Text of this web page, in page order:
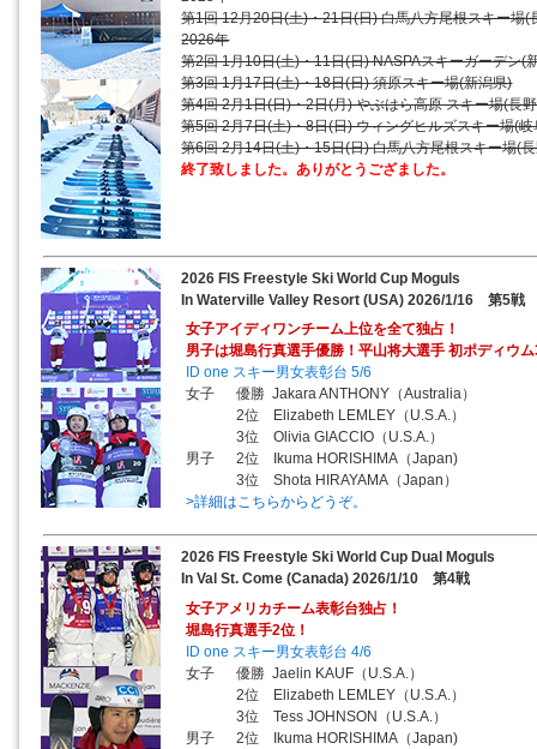
第1回 12月20日(土)・21日(日) 白馬八方尾根スキー場(
2026年
第2回 1月10日(土)・11日(日) NASPAスキーガーデン(
第3回 1月17日(土)・18日(日) 須原スキー場(新潟県)
第4回 2月1日(日)・2日(月) やぶはら高原 スキー場(長
第5回 2月7日(土)・8日(日) ウィングヒルズスキー場(岐
第6回 2月14日(土)・15日(日) 白馬八方尾根スキー場(
終了致しました。ありがとうござました。
2026 FIS Freestyle Ski World Cup Moguls
In Waterville Valley Resort (USA) 2026/1/16 第5戦
女子アイディワンチーム上位を全て独占！
男子は堀島行真選手優勝！平山将大選手 初ポディウ
ID one スキー男女表彰台 5/6
女子 優勝 Jakara ANTHONY（Australia）
2位 Elizabeth LEMLEY（U.S.A.）
3位 Olivia GIACCIO（U.S.A.）
男子 2位 Ikuma HORISHIMA（Japan)
3位 Shota HIRAYAMA（Japan）
>詳細はこちらからどうぞ。
2026 FIS Freestyle Ski World Cup Dual Moguls
In Val St. Come (Canada) 2026/1/10 第4戦
女子アメリカチーム表彰台独占！
堀島行真選手2位！
ID one スキー男女表彰台 4/6
女子 優勝 Jaelin KAUF（U.S.A.）
2位 Elizabeth LEMLEY（U.S.A.）
3位 Tess JOHNSON（U.S.A.）
男子 2位 Ikuma HORISHIMA（Japan)